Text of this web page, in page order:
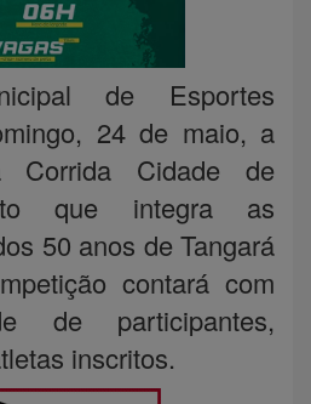
de Esportes
24 de maio, a
Corrida Cidade de
que integra as
50 anos de Tangará
contará com
de participantes,
inscritos.